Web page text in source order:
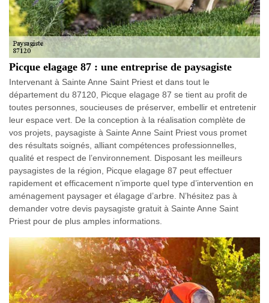
Picque elagage 87 : une entreprise de paysagiste
Intervenant à Sainte Anne Saint Priest et dans tout le
département du 87120, Picque elagage 87 se tient au profit de
toutes personnes, soucieuses de préserver, embellir et entretenir
leur espace vert. De la conception à la réalisation complète de
vos projets, paysagiste à Sainte Anne Saint Priest vous promet
des résultats soignés, alliant compétences professionnelles,
qualité et respect de l’environnement. Disposant les meilleurs
paysagistes de la région, Picque elagage 87 peut effectuer
rapidement et efficacement n’importe quel type d’intervention en
aménagement paysager et élagage d’arbre. N’hésitez pas à
demander votre devis paysagiste gratuit à Sainte Anne Saint
Priest pour de plus amples informations.